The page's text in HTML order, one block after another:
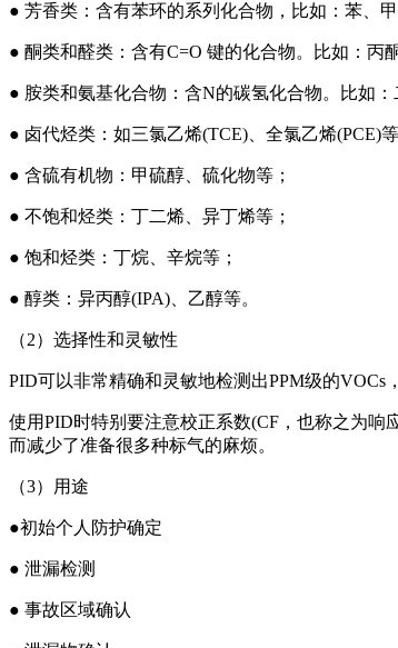
● 芳香类：含有苯环的系列化合物，比如：苯、
● 酮类和醛类：含有C=O 键的化合物。比如：丙
● 胺类和氨基化合物：含N的碳氢化合物。比如：
● 卤代烃类：如三氯乙烯(TCE)、全氯乙烯(PCE)等
● 含硫有机物：甲硫醇、硫化物等；
● 不饱和烃类：丁二烯、异丁烯等；
● 饱和烃类：丁烷、辛烷等；
● 醇类：异丙醇(IPA)、乙醇等。
（2）选择性和灵敏性
PID可以非常精确和灵敏地检测出PPM级的VOCs
使用PID时特别要注意校正系数(CF，也称之为
而减少了准备很多种标气的麻烦。
（3）用途
●初始个人防护确定
● 泄漏检测
● 事故区域确认